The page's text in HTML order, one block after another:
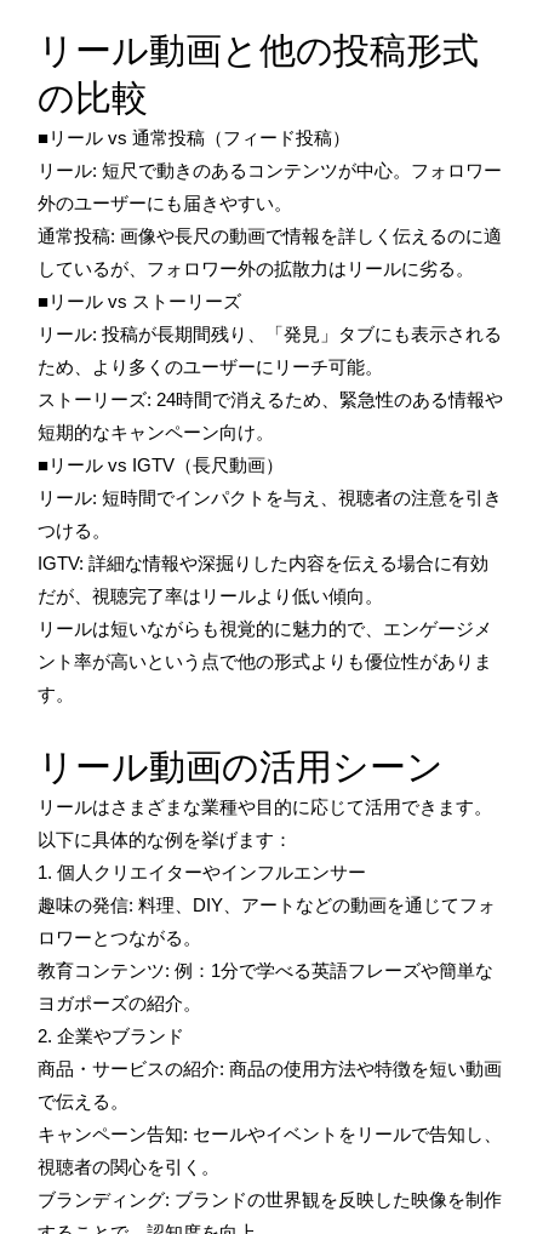
リール動画と他の投稿形式
の比較
■リール vs 通常投稿（フィード投稿）
リール: 短尺で動きのあるコンテンツが中心。フォロワー
外のユーザーにも届きやすい。
通常投稿: 画像や長尺の動画で情報を詳しく伝えるのに適
しているが、フォロワー外の拡散力はリールに劣る。
■リール vs ストーリーズ
リール: 投稿が長期間残り、「発見」タブにも表示される
ため、より多くのユーザーにリーチ可能。
ストーリーズ: 24時間で消えるため、緊急性のある情報や
短期的なキャンペーン向け。
■リール vs IGTV（長尺動画）
リール: 短時間でインパクトを与え、視聴者の注意を引き
つける。
IGTV: 詳細な情報や深掘りした内容を伝える場合に有効
だが、視聴完了率はリールより低い傾向。
リールは短いながらも視覚的に魅力的で、エンゲージメ
ント率が高いという点で他の形式よりも優位性がありま
す。
リール動画の活用シーン
リールはさまざまな業種や目的に応じて活用できます。
以下に具体的な例を挙げます：
1. 個人クリエイターやインフルエンサー
趣味の発信: 料理、DIY、アートなどの動画を通じてフォ
ロワーとつながる。
教育コンテンツ: 例：1分で学べる英語フレーズや簡単な
ヨガポーズの紹介。
2. 企業やブランド
商品・サービスの紹介: 商品の使用方法や特徴を短い動画
で伝える。
キャンペーン告知: セールやイベントをリールで告知し、
視聴者の関心を引く。
ブランディング: ブランドの世界観を反映した映像を制作